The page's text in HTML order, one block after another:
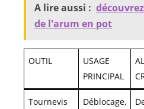
A lire aussi :
de l'arum en pot
OUTIL
USAGE
PRINCIPAL
Tournevis Déblocage,